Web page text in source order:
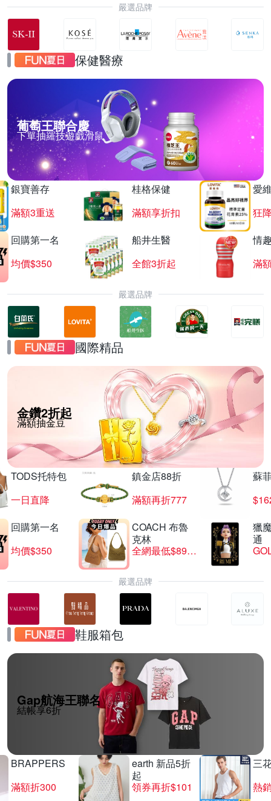
嚴選品牌
保健醫療
葡萄王聯合慶
下單抽羅技遊戲滑鼠
銀寶善存
滿額3重送
桂格保健
滿額享折扣
愛
狂
回購第一名
均價$350
船井生醫
全館3折起
情
滿
嚴選品牌
國際精品
金鑽2折起
滿額抽金豆
TODS托特包
一日直降
鎮金店88折
滿額再折777
蘇
回購第一名
均價$350
COACH 布魯
克林
全網最低$8999
獵
通
嚴選品牌
鞋服箱包
Gap航海王聯名
結帳享6折
BRAPPERS
滿額折300
earth 新品5折
起
領券再折$101
三
熱